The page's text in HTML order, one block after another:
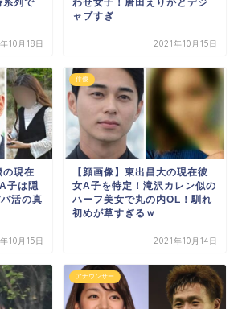
系列で
10月18日
わせ女子！唐田えりかとデジ
ャブすぎ
2021年10月15日
の現在
子は隠
活の真
10月15日
俳優
【顔画像】東出昌大の現在彼
女A子を特定！滝沢カレン似の
ハーフ美女で丸の内OL！馴れ
初めが草すぎるｗ
2021年10月14日
アナウンサー